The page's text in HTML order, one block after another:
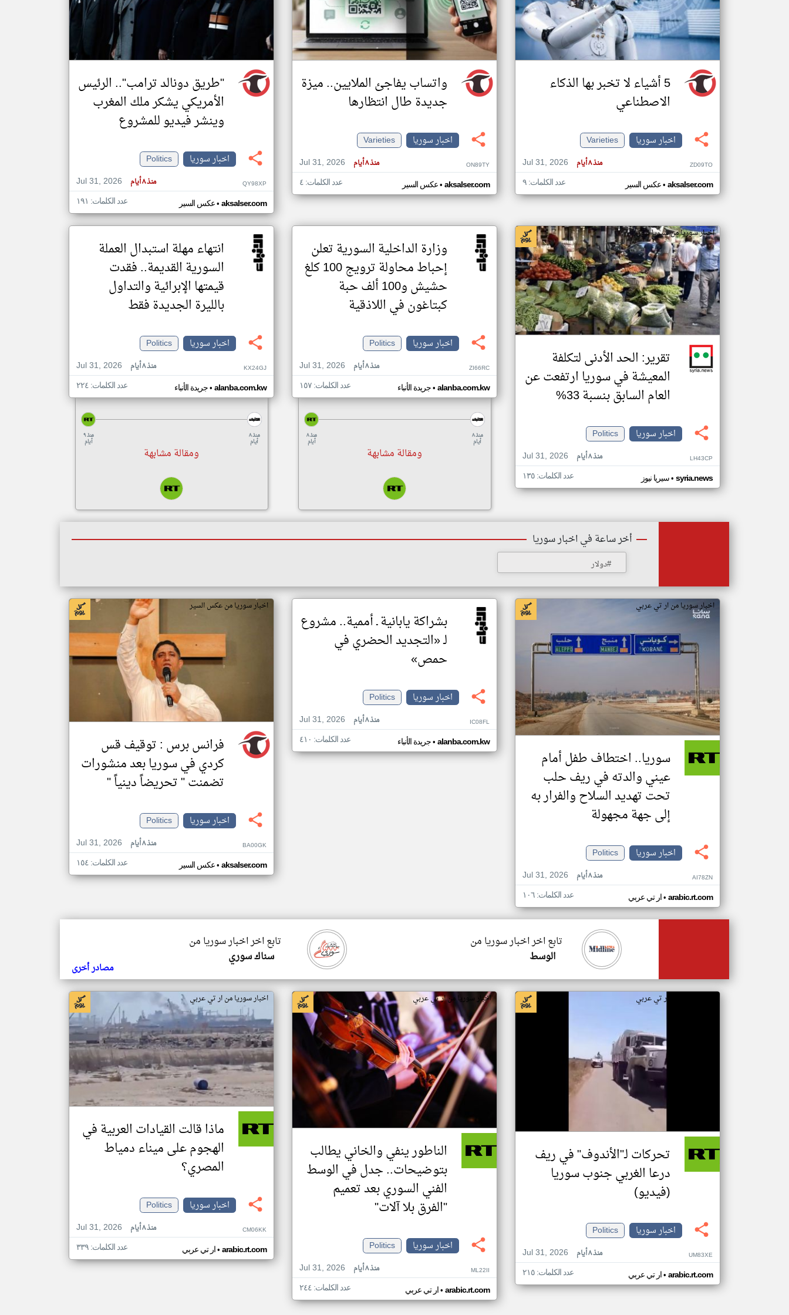
تغيير الدولة
مصادر الأخبار من سوريا
اخبار سوريا على مدار الساعة
أهم اخبار سوريا العاجلة والمباشرة
5 أشياء لا تخبر بها الذكاء
الاصطناعي
اخبار سوريا
Varieties
Jul 31, 2026
منذ ٨ أيام ZD09TO
عكس السير• aksalser.com عدد الكلمات: ٩
واتساب يفاجئ الملايين.. ميزة
جديدة طال انتظارها
اخبار سوريا
Varieties
Jul 31, 2026
منذ ٨ أيام ON89TY
عكس السير• aksalser.com عدد الكلمات: ٤
"طريق دونالد ترامب".. الرئيس
الأمريكي يشكر ملك المغرب
وينشر فيديو للمشروع
اخبار سوريا
Politics
Jul 31, 2026
منذ ٨ أيام QY98XP
عكس السير• aksalser.com عدد الكلمات: ١٩١
اخبار سوريا من سيريا نيوز
تقرير: الحد الأدنى لتكلفة
المعيشة في سوريا ارتفعت عن
العام السابق بنسبة 33‎%
اخبار سوريا
Politics
Jul 31, 2026
منذ ٨ أيام LH43CP
سيريا نيوز• syria.news عدد الكلمات: ١٣٥
وزارة الداخلية السورية تعلن
إحباط محاولة ترويج 100 كلغ
حشيش و100 ألف حبة
كبتاغون في اللاذقية
اخبار سوريا
Politics
Jul 31, 2026
منذ ٨ أيام ZI66RC
جريدة الأنباء• alanba.com.kw عدد الكلمات: ١٥٧
منذ ٨
أيام
منذ ٨
أيام
ومقالة مشابهة
انتهاء مهلة استبدال العملة
السورية القديمة.. فقدت
قيمتها الإبرائية والتداول
بالليرة الجديدة فقط
اخبار سوريا
Politics
Jul 31, 2026
منذ ٨ أيام KX24GJ
جريدة الأنباء• alanba.com.kw عدد الكلمات: ٢٢٤
منذ ٩
أيام
منذ ٨
أيام
ومقالة مشابهة
أخر ساعة في اخبار سوريا
#دولار
اخبار سوريا من ار تي عربي
سوريا.. اختطاف طفل أمام
عيني والدته في ريف حلب
تحت تهديد السلاح والفرار به
إلى جهة مجهولة
اخبار سوريا
Politics
Jul 31, 2026
منذ ٨ أيام AI78ZN
ار تي عربي• arabic.rt.com عدد الكلمات: ١٠٦
بشراكة يابانية ـ أممية.. مشروع
لـ «التجديد الحضري في
حمص»
اخبار سوريا
Politics
Jul 31, 2026
منذ ٨ أيام IC08FL
جريدة الأنباء• alanba.com.kw عدد الكلمات: ٤١٠
اخبار سوريا من عكس السير
فرانس برس : توقيف قس
كردي في سوريا بعد منشورات
تضمنت " تحريضاً دينياً "
اخبار سوريا
Politics
Jul 31, 2026
منذ ٨ أيام BA00GK
عكس السير• aksalser.com عدد الكلمات: ١٥٤
تابع اخر اخبار سوريا من
سناك سوري
تابع اخر اخبار سوريا من
الوسط
مصادر أخرى
اخبار سوريا من ار تي عربي
تحركات لـ"الأندوف" في ريف
درعا الغربي جنوب سوريا
(فيديو)
اخبار سوريا
Politics
Jul 31, 2026
منذ ٨ أيام UM83XE
ار تي عربي• arabic.rt.com عدد الكلمات: ٢١٥
اخبار سوريا من ار تي عربي
الناطور ينفي والخاني يطالب
بتوضيحات.. جدل في الوسط
الفني السوري بعد تعميم
"الفرق بلا آلات"
اخبار سوريا
Politics
Jul 31, 2026
منذ ٨ أيام ML22II
ار تي عربي• arabic.rt.com عدد الكلمات: ٢٤٤
اخبار سوريا من ار تي عربي
ماذا قالت القيادات العربية في
الهجوم على ميناء دمياط
المصري؟
اخبار سوريا
Politics
Jul 31, 2026
منذ ٨ أيام CM06KK
ار تي عربي• arabic.rt.com عدد الكلمات: ٣٣٩
klyoum.com